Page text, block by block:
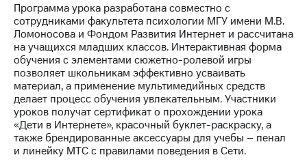
спикера
и акционерам
Корпоративное
управление
Корпоративный
секретарь
Раскрытие
информации
Информация
акционерам
Программа урока разработана совместно с
сотрудниками факультета психологии МГУ имени М.В.
Ломоносова и Фондом Развития Интернет и рассчитана
на учащихся младших классов. Интерактивная форма
обучения с элементами сюжетно-ролевой игры
позволяет школьникам эффективно усваивать
материал, а применение мультимедийных средств
делает процесс обучения увлекательным. Участники
уроков получат сертификат о прохождении урока
«Дети в Интернете», красочный буклет-раскраску, а
также брендированные аксессуары для учебы – пенал
и линейку МТС с правилами поведения в Сети.